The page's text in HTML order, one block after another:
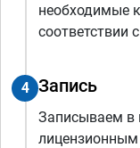
необходимые
соответствии
4 Запись
Записываем